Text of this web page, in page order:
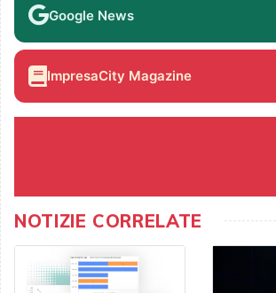
Google News
ImpresaCity Magazine
NOTIZIE CORRELATE